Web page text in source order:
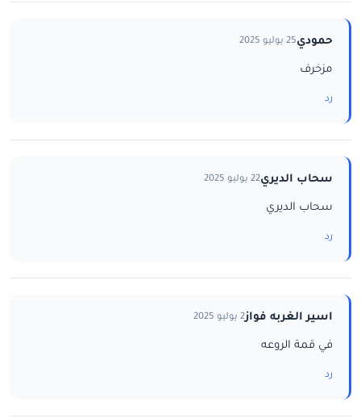
حمودي25 يوليو 2025
مزخرف
رد
سحاب الديري22 يوليو 2025
سحاب الديري
رد
اسير الغربه فواز2 يوليو 2025
في قمة الروعه
رد